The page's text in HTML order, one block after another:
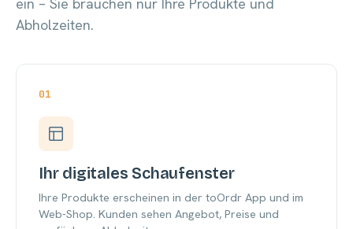
ein – Sie brauchen nur Ihre Produkte und
Abholzeiten.
01
Ihr digitales Schaufenster
Ihre Produkte erscheinen in der toOrdr App und im
Web-Shop. Kunden sehen Angebot, Preise und